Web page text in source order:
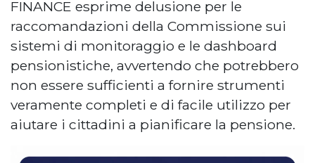
FINANCE esprime delusione per le
raccomandazioni della Commissione sui
sistemi di monitoraggio e le dashboard
pensionistiche, avvertendo che potrebbero
non essere sufficienti a fornire strumenti
veramente completi e di facile utilizzo per
aiutare i cittadini a pianificare la pensione.